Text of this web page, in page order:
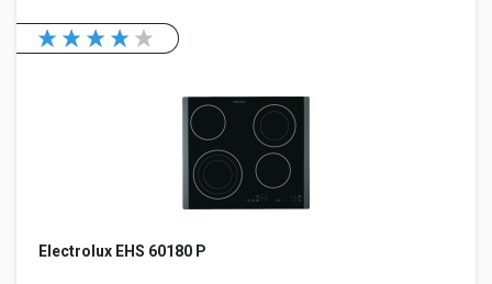
Electrolux EHS 60180 P